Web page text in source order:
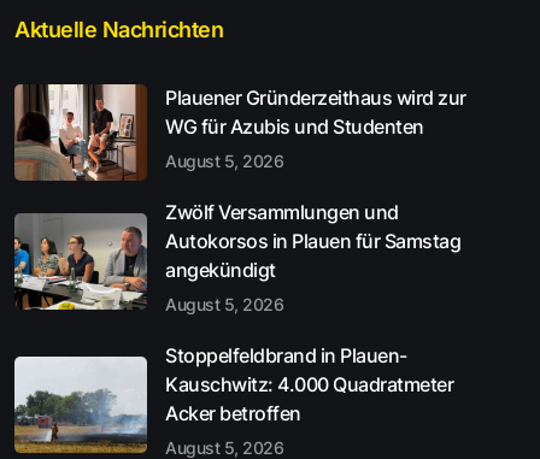
Aktuelle Nachrichten
Plauener Gründerzeithaus wird zur
WG für Azubis und Studenten
August 5, 2026
Zwölf Versammlungen und
Autokorsos in Plauen für Samstag
angekündigt
August 5, 2026
Stoppelfeldbrand in Plauen-
Kauschwitz: 4.000 Quadratmeter
Acker betroffen
August 5, 2026